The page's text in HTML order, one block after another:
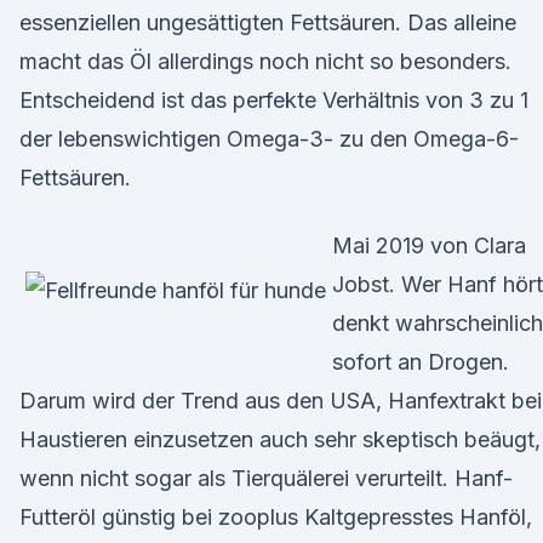
essenziellen ungesättigten Fettsäuren. Das alleine
macht das Öl allerdings noch nicht so besonders.
Entscheidend ist das perfekte Verhältnis von 3 zu 1
der lebenswichtigen Omega-3- zu den Omega-6-
Fettsäuren.
Mai 2019 von Clara
Jobst. Wer Hanf
denkt wahrscheinlich
sofort an Drogen.
Darum wird der Trend aus den USA, Hanfextrakt bei
Haustieren einzusetzen auch sehr skeptisch beäugt,
wenn nicht sogar als Tierquälerei verurteilt. Hanf-
Futteröl günstig bei zooplus Kaltgepresstes Hanföl,